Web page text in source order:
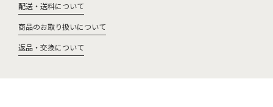
配送・送料について
商品のお取り扱いについて
返品・交換について